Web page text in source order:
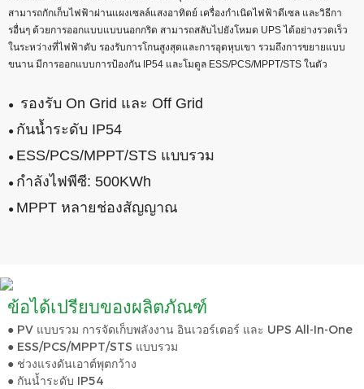
สามารถกักเก็บไฟฟ้าผ่านแผงเซลล์แสงอาทิตย์ เครื่องกำเนิดไฟฟ้าดีเซล และวิธีกา
รอื่นๆ ด้วยการออกแบบแบบนอกกริด สามารถสลับไปยังโหมด UPS ได้อย่างรวดเร็ว
ในระหว่างที่ไฟฟ้าดับ รองรับการโกนสูงสุดและการอุดหุบเขา รวมถึงการขยายแบบ
ขนาน มีการออกแบบการป้องกัน IP54 และโมดูล ESS/PCS/MPPT/STS ในตัว
● รองรับ On Grid และ Off Grid
● กันน้ำระดับ IP54
● ESS/PCS/MPPT/STS แบบรวม
● กำลังไฟพีซี: 500KWh
● MPPT หลายช่องสัญญาณ
ข้อได้เปรียบของผลิตภัณฑ์
● PV แบบรวม การจัดเก็บพลังงาน อินเวอร์เตอร์ และ UPS All-In-One
● ESS/PCS/MPPT/STS แบบรวม
● ช่วงแรงดันเอาต์พุตกว้าง
● กันน้ำระดับ IP54